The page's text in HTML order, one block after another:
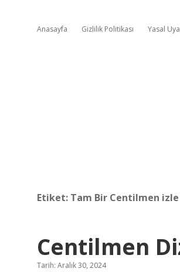
Anasayfa Gizlilik Politikası Yasal
Etiket: Tam Bir Centilmen
Centilmen
Tarih: Aralık 30, 2024